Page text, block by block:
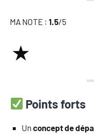
MA NOTE : 1.5/5
Points forts
Un concept de